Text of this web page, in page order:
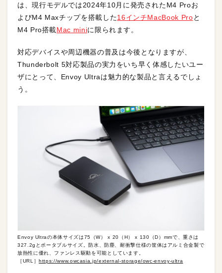
は、現行モデルでは2024年10月に発売されたM4 Proお
よびM4 Maxチップを搭載した16インチMacBook Proと
M4 Pro搭載Mac miniに限られます。
対応デバイスや周辺機器の普及は今後となりますが、
Thunderbolt 5対応製品の実力をいち早く体感したいユー
ザにとって、Envoy Ultraは魅力的な製品と言えるでしょ
う。
Envoy Ultraの本体サイズは75（W） x 20（H） x 130（D）mmで、重さは
327.2gとポータブルサイズ。防水、防塵、耐衝撃仕様の筐体はアルミ合金製で
放熱性に優れ、ファンレス駆動を可能としています。
［URL］https://www.owcasia.jp/external-storage/owc-envoy-ultra